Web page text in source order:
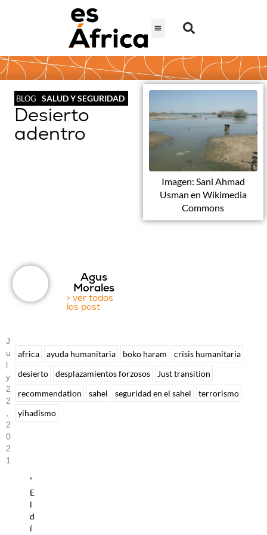
BLOG SALUD Y SEGURIDAD
Desierto
adentro
Imagen: Sani Ahmad
Usman en Wikimedia
Commons
Agus
Morales
> ver todos
los post
J
U
L
Y
2
2
,
2
0
2
1
“
E
l
d
í
africa ayuda humanitaria boko haram
crisis humanitaria
desierto
desplazamientos forzosos
Just transition
recommendation
sahel seguridad en el sahel
terrorismo
yihadismo